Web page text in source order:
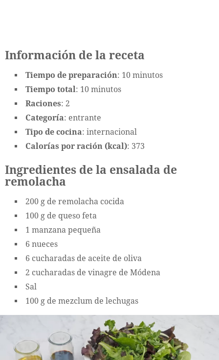
Información de la receta
Tiempo de preparación: 10 minutos
Tiempo total: 10 minutos
Raciones: 2
Categoría: entrante
Tipo de cocina: internacional
Calorías por ración (kcal): 373
Ingredientes de la ensalada de
remolacha
200 g de remolacha cocida
100 g de queso feta
1 manzana pequeña
6 nueces
6 cucharadas de aceite de oliva
2 cucharadas de vinagre de Módena
Sal
100 g de mezclum de lechugas